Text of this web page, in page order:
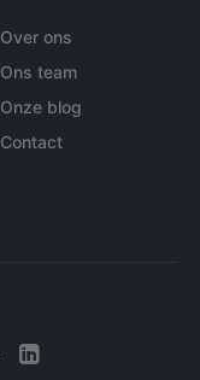
Over ons
Ons team
Onze blog
Contact